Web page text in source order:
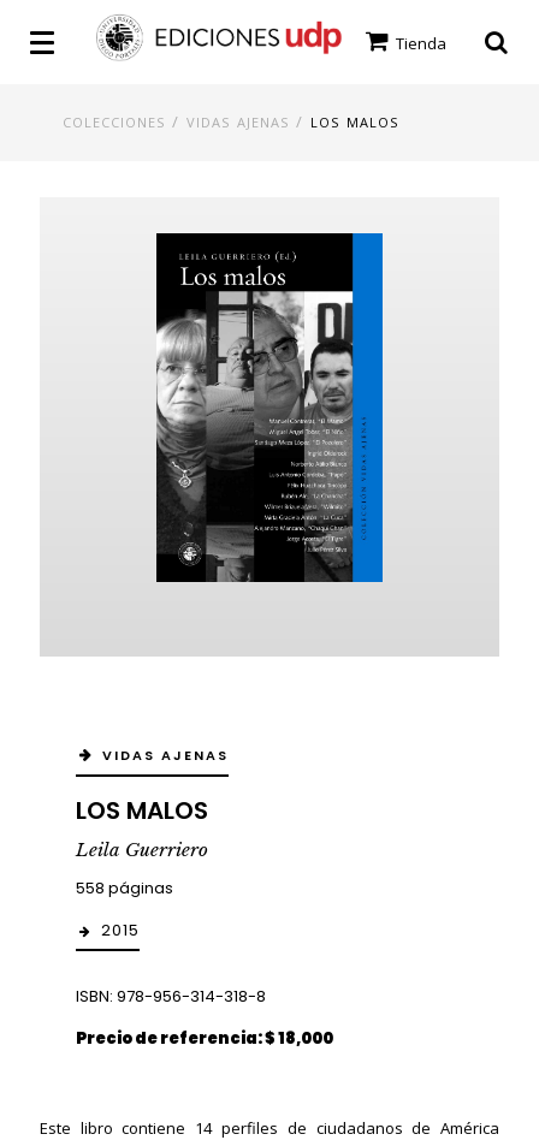
Tienda
COLECCIONES /VIDAS AJENAS / LOS MALOS
VIDAS AJENAS
LOS MALOS
Leila Guerriero
558 páginas
2015
ISBN: 978-956-314-318-8
Precio de referencia: $ 18,000
Este libro contiene 14 perfiles de ciudadanos de América